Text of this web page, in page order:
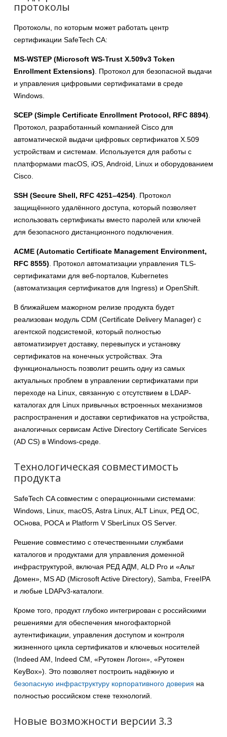
протоколы
Протоколы, по которым может работать центр
сертификации SafeTech CA:
MS-WSTEP (Microsoft WS-Trust X.509v3 Token
Enrollment Extensions). Протокол для безопасной выдачи
и управления цифровыми сертификатами в среде
Windows.
SCEP (Simple Certificate Enrollment Protocol, RFC 8894).
Протокол, разработанный компанией Cisco для
автоматической выдачи цифровых сертификатов X.509
устройствам и системам. Используется для работы с
платформами macOS, iOS, Android, Linux и оборудованием
Cisco.
SSH (Secure Shell, RFC 4251–4254). Протокол
защищённого удалённого доступа, который позволяет
использовать сертификаты вместо паролей или ключей
для безопасного дистанционного подключения.
ACME (Automatic Certificate Management Environment,
RFC 8555). Протокол автоматизации управления TLS-
сертификатами для веб-порталов, Kubernetes
(автоматизация сертификатов для Ingress) и OpenShift.
В ближайшем мажорном релизе продукта будет
реализован модуль CDM (Certificate Delivery Manager) с
агентской подсистемой, который полностью
автоматизирует доставку, перевыпуск и установку
сертификатов на конечных устройствах. Эта
функциональность позволит решить одну из самых
актуальных проблем в управлении сертификатами при
переходе на Linux, связанную с отсутствием в LDAP-
каталогах для Linux привычных встроенных механизмов
распространения и доставки сертификатов на устройства,
аналогичных сервисам Active Directory Certificate Services
(AD CS) в Windows-среде.
Технологическая совместимость
продукта
SafeTech CA совместим с операционными системами:
Windows, Linux, macOS, Astra Linux, ALT Linux, РЕД ОС,
ОСнова, РОСА и Platform V SberLinux OS Server.
Решение совместимо с отечественными службами
каталогов и продуктами для управления доменной
инфраструктурой, включая РЕД АДМ, ALD Pro и «Альт
Домен», MS AD (Microsoft Active Directory), Samba, FreeIPA
и любые LDAPv3-каталоги.
Кроме того, продукт глубоко интегрирован с российскими
решениями для обеспечения многофакторной
аутентификации, управления доступом и контроля
жизненного цикла сертификатов и ключевых носителей
(Indeed AM, Indeed CM, «Рутокен Логон», «Рутокен
KeyBox»). Это позволяет построить надёжную и
безопасную инфраструктуру корпоративного доверия на
полностью российском стеке технологий.
Новые возможности версии 3.3